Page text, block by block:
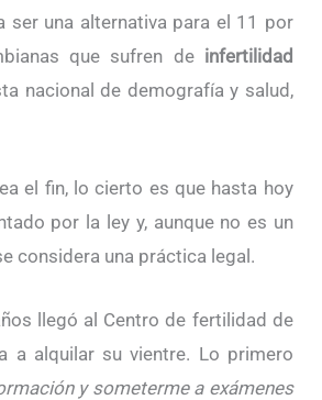
ser una alternativa para el 11 por
que sufren de infertilidad
nacional de demografía y salud,
el fin, lo cierto es que hasta hoy
por la ley y, aunque no es un
considera una práctica legal.
llegó al Centro de fertilidad de
a alquilar su vientre. Lo primero
y someterme a exámenes